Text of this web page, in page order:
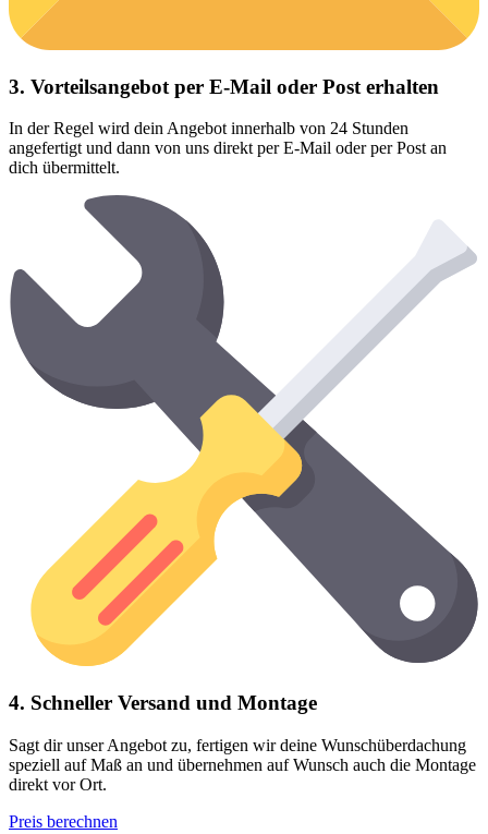
3. Vorteilsangebot per E-Mail oder Post erhalten
In der Regel wird dein Angebot innerhalb von 24 Stunden
angefertigt und dann von uns direkt per E-Mail oder per Post an
dich übermittelt.
4. Schneller Versand und Montage
Sagt dir unser Angebot zu, fertigen wir deine Wunschüberdachung
speziell auf Maß an und übernehmen auf Wunsch auch die Montage
direkt vor Ort.
Preis berechnen